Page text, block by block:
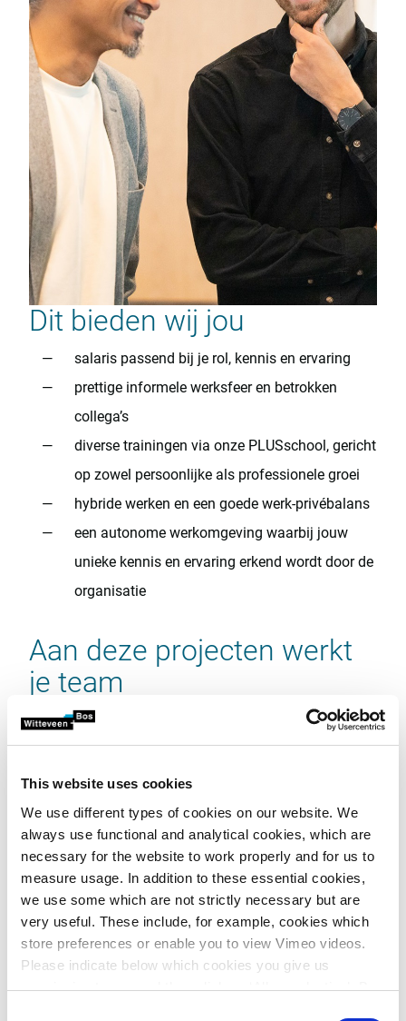
This website uses cookies
We use different types of cookies on our website. We
always use functional and analytical cookies, which are
necessary for the website to work properly and for us to
measure usage. In addition to these essential cookies,
we use some which are not strictly necessary but are
very useful. These include, for example, cookies which
store preferences or enable you to view Vimeo videos.
Please indicate below which cookies you give us
permission to use and then click on ‘Allow selection’. By
Dit bieden wij jou
salaris passend bij je rol, kennis en ervaring
prettige informele werksfeer en betrokken
collega’s
diverse trainingen via onze PLUSschool, gericht
op zowel persoonlijke als professionele groei
hybride werken en een goede werk-privébalans
een autonome werkomgeving waarbij jouw
unieke kennis en ervaring erkend wordt door de
organisatie
Aan deze projecten werkt
je team
Je team werkt aan diverse multidisciplinaire projecten
projecten waar je team zoal aan werkt:
ontwerpen van de meest duurzame
afvalwaterzuivering van Nederland in Terwolde.
Het 3D-model vormt de basis van de
milieukostenindicatie en het
materialenpaspoort
ontwerpen van de compleet nieuwe
afvalwaterzuivering Haarlemwaarderpolder
ontwerp van nabehandelingsinstallaties voor
acht zuiveringen van Waterschap
Vechtstromen om te voldoen aan nieuwe wet-